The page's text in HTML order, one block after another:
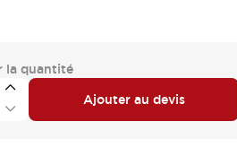
la quantité
Ajouter au devis